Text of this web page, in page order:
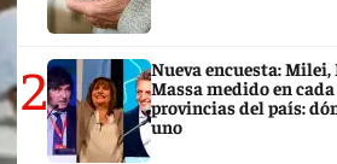
2
Nueva encuesta:
Massa medido en
provincias del país:
uno